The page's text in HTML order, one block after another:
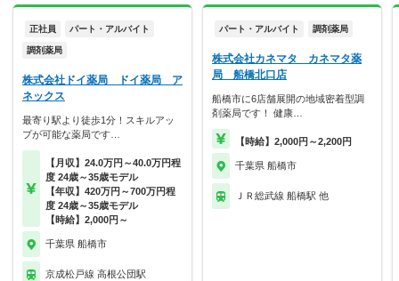
正社員 パート・アルバイト
調剤薬局
株式会社ドイ薬局 ドイ薬局 ア
ネックス
最寄り駅より徒歩1分！スキルアッ
プが可能な薬局です…
【月収】24.0万円～40.0万円程
度 24歳～35歳モデル
【年収】420万円～700万円程
度 24歳～35歳モデル
【時給】2,000円～
千葉県 船橋市
京成松戸線 高根公団駅
パート・アルバイト 調剤薬局
株式会社カネマタ カネマタ薬
局 船橋北口店
船橋市に6店舗展開の地域密着型調
剤薬局です！ 健康…
【時給】2,000円～2,200円
千葉県 船橋市
ＪＲ総武線 船橋駅 他